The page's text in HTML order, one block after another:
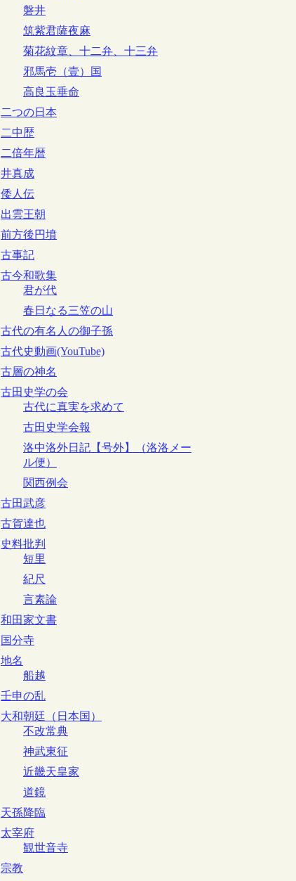
磐井
筑紫君薩夜麻
菊花紋章、十二弁、十三弁
邪馬壱（壹）国
高良玉垂命
二つの日本
二中歴
二倍年暦
井真成
倭人伝
出雲王朝
前方後円墳
古事記
古今和歌集
君が代
春日なる三笠の山
古代の有名人の御子孫
古代史動画(YouTube)
古層の神名
古田史学の会
古代に真実を求めて
古田史学会報
洛中洛外日記【号外】（洛洛メー
ル便）
関西例会
古田武彦
古賀達也
史料批判
短里
紀尺
言素論
和田家文書
国分寺
地名
船越
壬申の乱
大和朝廷（日本国）
不改常典
神武東征
近畿天皇家
道鏡
天孫降臨
太宰府
観世音寺
宗教